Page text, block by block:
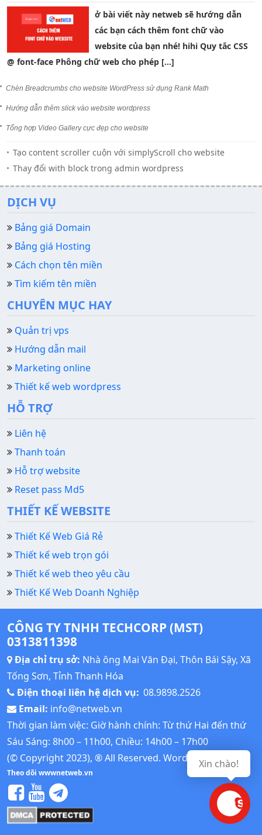
ở bài viết này netweb sẽ hướng dẫn
các bạn cách thêm font chữ vào
website của bạn nhé! hihi Quy tắc CSS
@ font-face Phông chữ web cho phép […]
Chèn Breadcrumbs cho website WordPress sử dụng Rank Math
Hướng dẫn thêm slick vào website wordpress
Tổng hợp Video Gallery cực đẹp cho website
Tạo content scroller cuộn với simplyScroll cho website
Thay đổi with block trong admin wordpress
DỊCH VỤ
Bảng giá Domain
Bảng giá Hosting
Cách chọn tên miền
Tìm kiếm tên miền
CHUYÊN MỤC HAY
Quản trị vps
Hướng dẫn mail
Marketing online
Thiết kế web wordpress
HỖ TRỢ
Liên hệ
Thanh toán
Hỗ trợ website
Reset pass Md5
THIẾT KẾ WEBSITE
Thiết Kế Web Giá Rẻ
Thiết kế web trọn gói
Thiết kế web theo yêu cầu
Thiết Kế Web Doanh Nghiệp
CÔNG TY TNHH TECHCORP (MST)
0313811398
Địa chỉ trụ sở: Nhà ông Mai Văn Đại, Thôn Bái Sậy, Xã
Tống Sơn, Tỉnh Thanh Hóa
Điện thoại liên hệ dịch vụ: 08.9898.2526
Email: info@netweb.vn
Thời gian làm việc: Giờ hành chính: Từ thứ Hai đến thứ
Sáu Sáng: 8h00 – 11h00, Chiều: 14h00 – 17h00
(© Copyright 2023), ® All Reserved. Wordpress Tutorial
Theo dõi wwwnetweb.vn
Xin chào!